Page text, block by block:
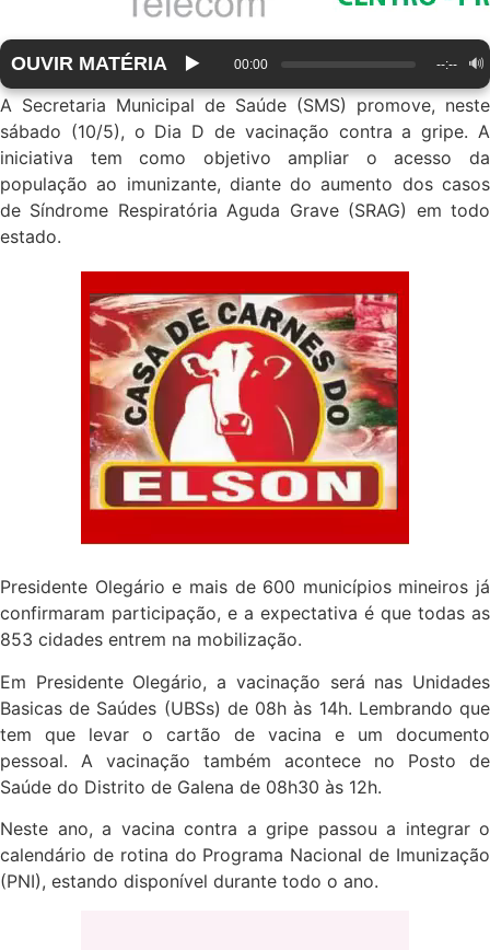
OUVIR MATÉRIA ▶️ 00:00 --:-- 🔊
A Secretaria Municipal de Saúde (SMS) promove, neste
sábado (10/5), o Dia D de vacinação contra a gripe. A
iniciativa tem como objetivo ampliar o acesso da
população ao imunizante, diante do aumento dos casos
de Síndrome Respiratória Aguda Grave (SRAG) em todo
estado.
Presidente Olegário e mais de 600 municípios mineiros já
confirmaram participação, e a expectativa é que todas as
853 cidades entrem na mobilização.
Em Presidente Olegário, a vacinação será nas Unidades
Basicas de Saúdes (UBSs) de 08h às 14h. Lembrando que
tem que levar o cartão de vacina e um documento
pessoal. A vacinação também acontece no Posto de
Saúde do Distrito de Galena de 08h30 às 12h.
Neste ano, a vacina contra a gripe passou a integrar o
calendário de rotina do Programa Nacional de Imunização
(PNI), estando disponível durante todo o ano.